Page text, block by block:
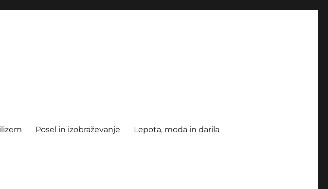
Posel in izobraževanje Lepota, moda in darila